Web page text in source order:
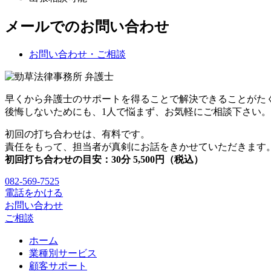
メールでのお問い合わせ
お問い合わせ・ご相談
早くから弁護士のサポートを得ることで解決できることがた
後悔しないためにも、1人で悩まず、お気軽にご相談下さい。
初回の打ち合わせは、有料です。
責任をもって、担当者が真剣にお話をきかせていただきます。
初回打ち合わせの目安：30分 5,500円（税込）
082-569-7525
電話をかける
お問い合わせ
ご相談
ホーム
業種別サービス
顧客サポート